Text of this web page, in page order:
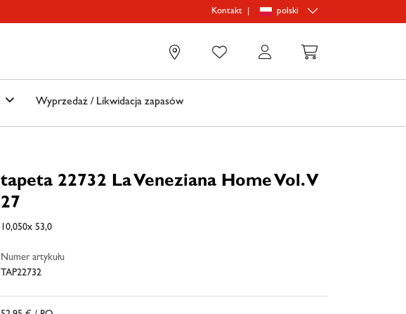
Kontakt polski
Wyprzedaż / Likwidacja zapasów
tapeta 22732 La Veneziana Home Vol. V
27
10,050x 53,0
Numer artykułu
TAP22732